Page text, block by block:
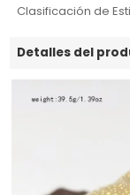
Clasificación de
Detalles del